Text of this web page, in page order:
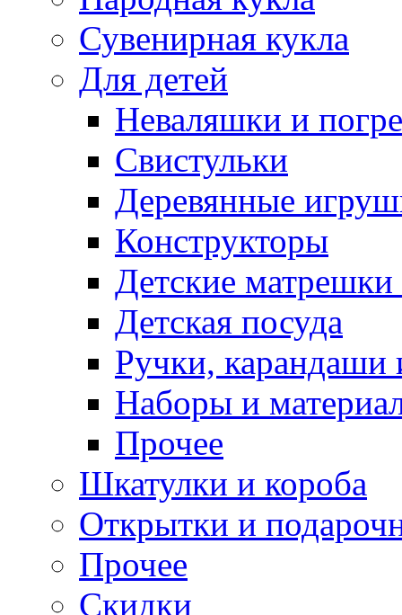
Сувенирная кукла
Для детей
Неваляшки и
Свистульки
Деревянные
Конструкторы
Детские
Детская посуда
Ручки,
Наборы и
Прочее
Шкатулки и короба
Открытки и
Прочее
Скидки